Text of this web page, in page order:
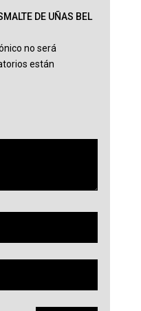
DE UÑAS BEL
no será
están